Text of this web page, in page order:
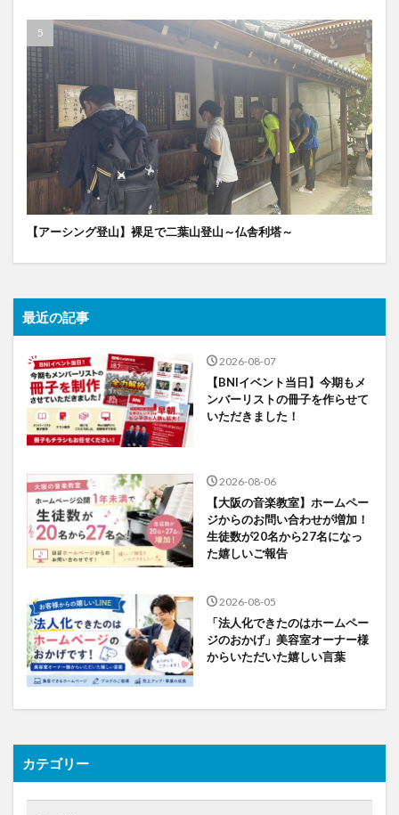
【アーシング登山】裸足で二葉山登山～仏舎利塔～
最近の記事
2026-08-07
【BNIイベント当日】今期もメ
ンバーリストの冊子を作らせて
いただきました！
2026-08-06
【大阪の音楽教室】ホームペー
ジからのお問い合わせが増加！
生徒数が20名から27名になっ
た嬉しいご報告
2026-08-05
「法人化できたのはホームペー
ジのおかげ」美容室オーナー様
からいただいた嬉しい言葉
カテゴリー